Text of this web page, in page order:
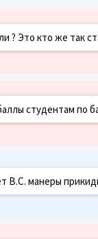
? Это кто же так
студентам по
В.С. манеры